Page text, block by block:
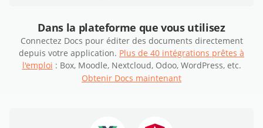
Dans la plateforme que vous utilisez
Connectez Docs pour éditer des documents directement
depuis votre application. Plus de 40 intégrations prêtes à
l'emploi : Box, Moodle, Nextcloud, Odoo, WordPress, etc.
Obtenir Docs maintenant